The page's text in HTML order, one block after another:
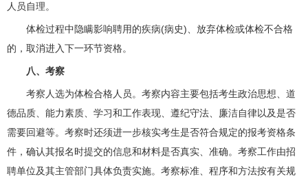
人员自理。
体检过程中隐瞒影响聘用的疾病(病史)、放弃体检或体检不合格
的，取消进入下一环节资格。
八、考察
考察人选为体检合格人员。考察内容主要包括考生政治思想、道
德品质、能力素质、学习和工作表现、遵纪守法、廉洁自律以及是否
需要回避等。考察时还须进一步核实考生是否符合规定的报考资格条
件，确认其报名时提交的信息和材料是否真实、准确。考察工作由招
聘单位及其主管部门具体负责实施。考察标准、程序和方法按有关规